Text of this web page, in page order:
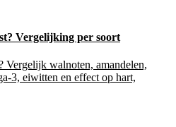
Vergelijking per soort
Vergelijk walnoten, amandelen,
3, eiwitten en effect op hart,